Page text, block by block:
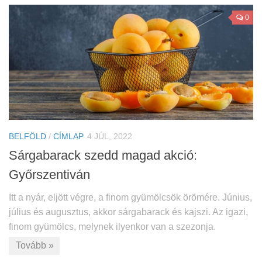
0
BELFÖLD / CÍMLAP 4 JÚL, 2022
Sárgabarack szedd magad akció:
Győrszentiván
Itt a nyár, eljött végre, a finom gyümölcsök örömére. Június,
július és augusztus, akkor sárgabarack és kajszi. Az igazi,
finom gyümölcs, melynek ilyenkor van a szezonja.
Tovább »